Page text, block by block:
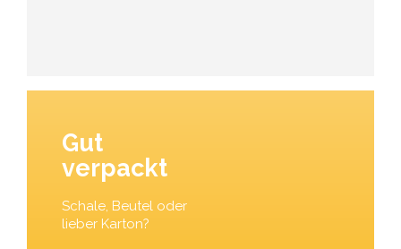
Gut
verpackt
Schale, Beutel oder
lieber Karton?